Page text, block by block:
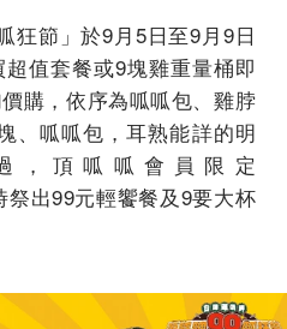
狂節」於9月5日至9月9日
值套餐或9塊雞重量桶即
購，依序為呱呱包、雞脖
、呱呱包，耳熟能詳的明
，頂呱呱會員限定
祭出99元輕饗餐及9要大杯